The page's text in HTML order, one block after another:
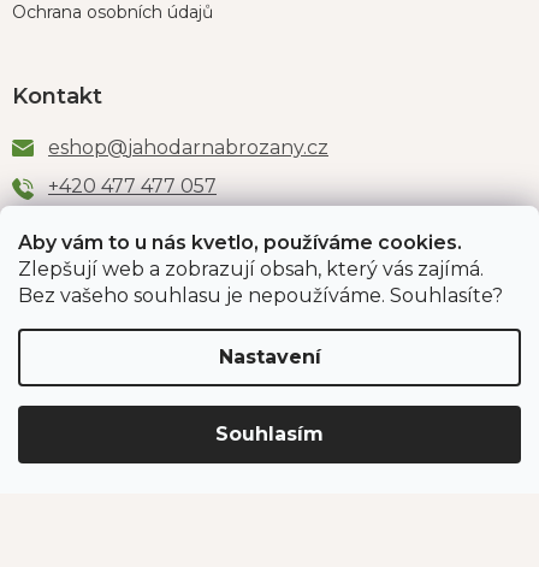
Aby vám to u nás kvetlo, používáme cookies.
Zlepšují web a zobrazují obsah, který vás zajímá.
Bez vašeho souhlasu je nepoužíváme. Souhlasíte?
Nastavení
Souhlasím
Ochrana osobních údajů
Kontakt
eshop@jahodarnabrozany.cz
+420 477 477 057
Odběr newsletteru
PŘIHLÁSIT SE